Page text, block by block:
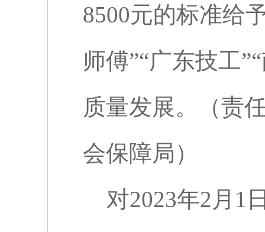
8500元的标准给
师傅”“广东技工
质量发展。（责
会保障局）
对2023年2 月 1